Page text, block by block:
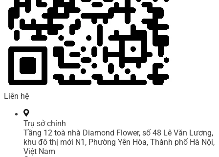
Liên hệ
Trụ sở chính
Tầng 12 toà nhà Diamond Flower, số 48 Lê Văn Lương,
khu đô thị mới N1, Phường Yên Hòa, Thành phố Hà Nội,
Việt Nam